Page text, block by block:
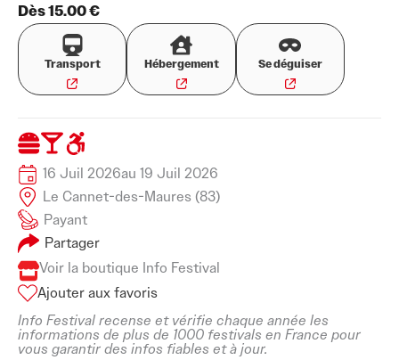
Dès 15.00 €
Transport Hébergement Se déguiser
16 Juil 2026au 19 Juil 2026
Le Cannet-des-Maures (83)
Payant
Partager
Voir la boutique Info Festival
Ajouter aux favoris
Info Festival recense et vérifie chaque année les
informations de plus de 1000 festivals en France pour
vous garantir des infos fiables et à jour.